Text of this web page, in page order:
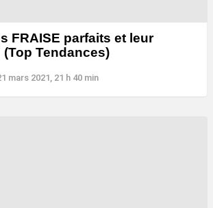
​​FRAISE parfaits et leur
Tendances)
mars 2021, 21 h 40 min